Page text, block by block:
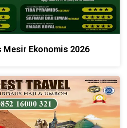
Mesir Ekonomis 2026